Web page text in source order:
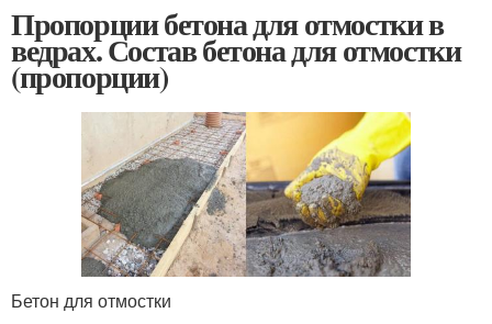
Пропорции бетона для отмостки в
ведрах. Состав бетона для отмостки
(пропорции)
Бетон для отмостки